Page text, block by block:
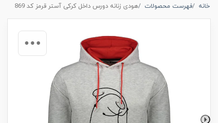
خانه فهرست محصولات هودی زنانه دورس داخل کرکی آستر قرمز کد 869